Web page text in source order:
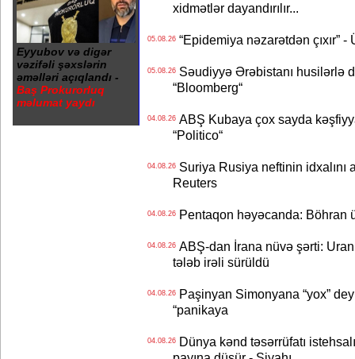
Eyyubov və digər
vəzifəli şəxslərin
əməlləri açıqlandı -
Baş Prokurorluq
məlumat yaydı
xidmətlər dayandırılır...
05.08.26“Epidemiya nəzarətdən çıxır” -
05.08.26Səudiyyə Ərəbistanı husilərlə
“Bloomberg“
04.08.26ABŞ Kubaya çox sayda
“Politico“
04.08.26Suriya Rusiya neftinin idxalını
Reuters
04.08.26Pentaqon həyəcanda: Böhran
04.08.26ABŞ-dan İrana nüvə şərti: Uran
tələb irəli sürüldü
04.08.26Paşinyan Simonyana “yox”
“panikaya
04.08.26Dünya kənd təsərrüfatı